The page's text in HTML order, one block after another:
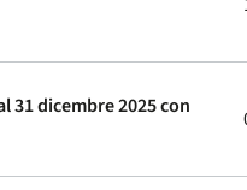
31 dicembre 2025 con